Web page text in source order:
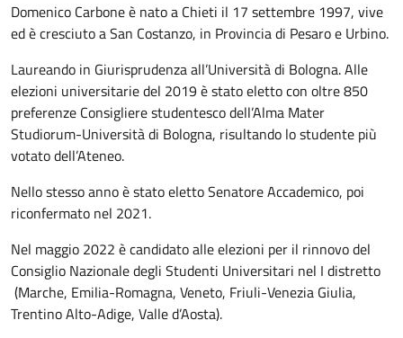
Domenico Carbone è nato a Chieti il 17 settembre 1997, vive
ed è cresciuto a San Costanzo, in Provincia di Pesaro e Urbino.
Laureando in Giurisprudenza all’Università di Bologna. Alle
elezioni universitarie del 2019 è stato eletto con oltre 850
preferenze Consigliere studentesco dell’Alma Mater
Studiorum-Università di Bologna, risultando lo studente più
votato dell’Ateneo.
Nello stesso anno è stato eletto Senatore Accademico, poi
riconfermato nel 2021.
Nel maggio 2022 è candidato alle elezioni per il rinnovo del
Consiglio Nazionale degli Studenti Universitari nel I distretto
(Marche, Emilia-Romagna, Veneto, Friuli-Venezia Giulia,
Trentino Alto-Adige, Valle d’Aosta).